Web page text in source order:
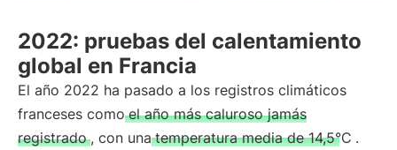
2022: pruebas del calentamiento
global en Francia
El año 2022 ha pasado a los registros climáticos
franceses como el año más caluroso jamás
registrado , con una temperatura media de 14,5°C .